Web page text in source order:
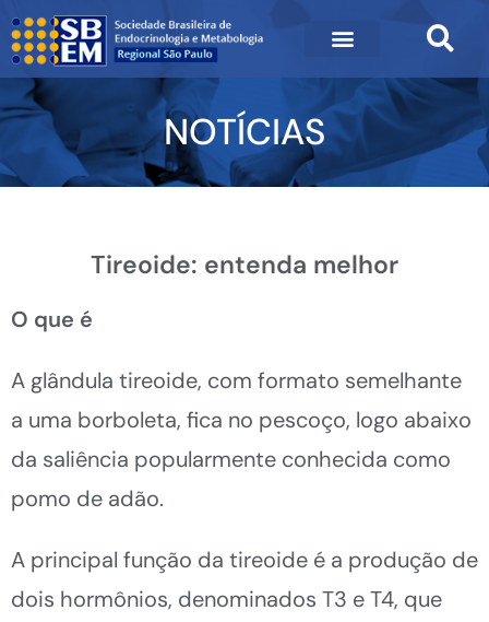
NOTÍCIAS
Tireoide: entenda melhor
O que é
A glândula tireoide, com formato semelhante
a uma borboleta, fica no pescoço, logo abaixo
da saliência popularmente conhecida como
pomo de adão.
A principal função da tireoide é a produção de
dois hormônios, denominados T3 e T4, que